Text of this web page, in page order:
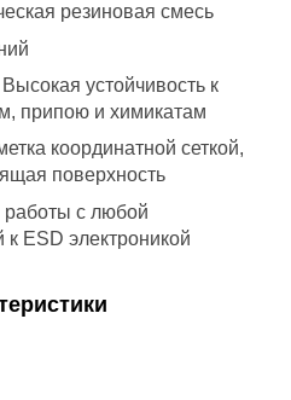
резиновая смесь
Высокая устойчивость к
припою и химикатам
координатной сеткой,
поверхность
с любой
к ESD электроникой